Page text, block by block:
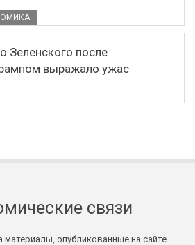
Зеленского после
выражало ужас
связи
материалы, опубликованные на сайте